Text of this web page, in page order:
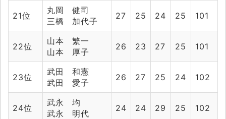
21位
丸岡 健司
三橋 加代子
27 25 24 25 101
22位
山本 繁一
山本 厚子
26 23 27 25 101
23位
武田 和憲
武田 愛子
26 27 25 24 102
24位
武永 均
武永 明代
24 24 29 25 102